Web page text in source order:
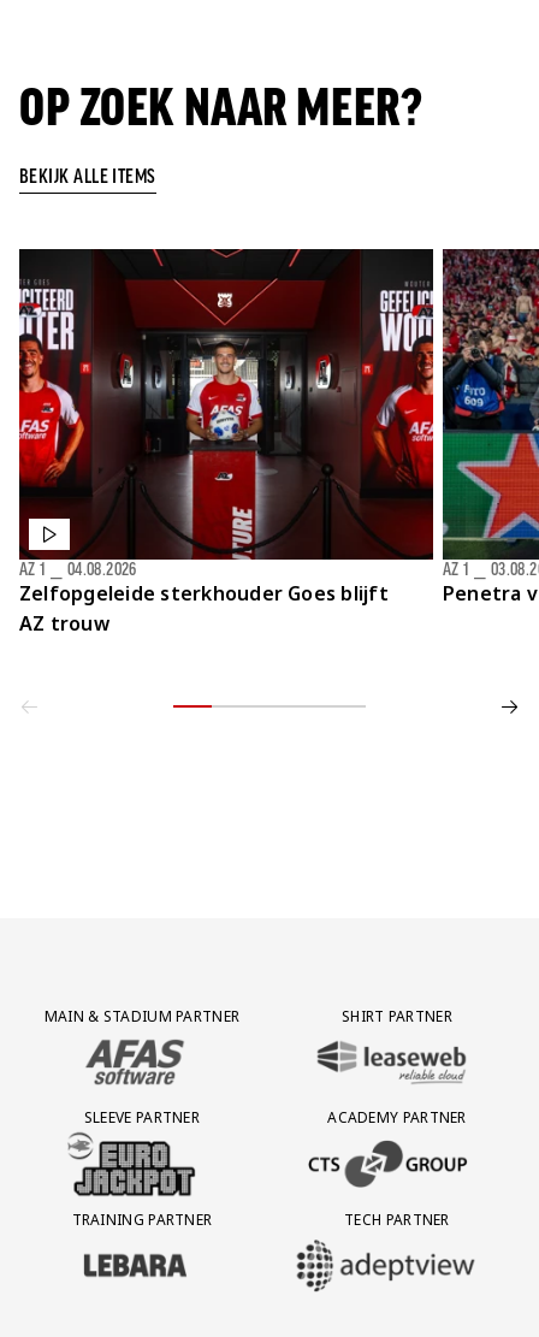
OP ZOEK NAAR MEER?
BEKIJK ALLE ITEMS
Zelfopgeleide sterkhouder Goes blijft
AZ trouw
AZ 1 04.08.2026
Penetra
AZ 1
Partner Logos Grid
MAIN & STADIUM PARTNER
BEZOEK ONZE MAIN & STADIUM PARTNER AFAS SOFTWARE
SHIRT PARTNER
BEZOEK ONZE SHIRT PARTNER
SLEEVE PARTNER
BEZOEK ONZE SLEEVE PARTNER EUROJACKPOT
ACADEMY PARTNER
BEZOEK ONZE ACADEMY
TRAINING PARTNER
BEZOEK ONZE TRAINING PARTNER LEBARA
TECH PARTNER
BEZOEK ONZE TECH PARTNER